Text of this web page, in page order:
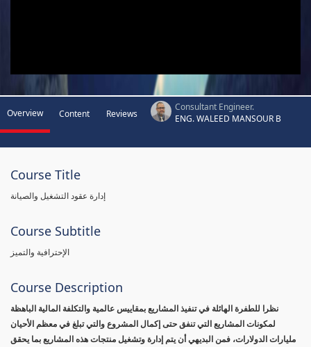
Overview Content Reviews
Consultant Engineer.
ENG. WALEED MANSOUR B
Course Title
إدارة عقود التشغيل والصيانة
Course Subtitle
الإحترافية والتميز
Course Description
نظرا للطفرة الهائلة في تنفيذ المشاريع بمقاييس عالمية والتكلفة المالية الباهظة
لمكونات المشاريع التي تنفق حتى إكمال المشروع والتي تبلغ في معظم الأحيان
مليارات الدولارات، فمن البديهي أن يتم إدارة وتشغيل منتجات هذه المشاريع بما يحقق